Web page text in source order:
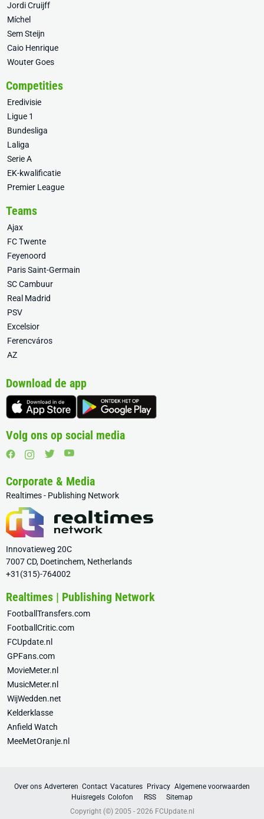
Jordi Cruijff
Míchel
Sem Steijn
Caio Henrique
Wouter Goes
Competities
Eredivisie
Ligue 1
Bundesliga
Laliga
Serie A
EK-kwalificatie
Premier League
Teams
Ajax
FC Twente
Feyenoord
Paris Saint-Germain
SC Cambuur
Real Madrid
PSV
Excelsior
Ferencváros
AZ
Download de app
Volg ons op social media
Corporate & Media
Realtimes - Publishing Network
Innovatieweg 20C
7007 CD, Doetinchem, Netherlands
+31(315)-764002
Realtimes | Publishing Network
FootballTransfers.com
FootballCritic.com
FCUpdate.nl
GPFans.com
MovieMeter.nl
MusicMeter.nl
WijWedden.net
Kelderklasse
Anfield Watch
MeeMetOranje.nl
Over ons Adverteren Contact Vacatures Privacy Algemene voorwaarden
Huisregels Colofon RSS
Sitemap
Copyright (©) 2005 - 2026 FCUpdate.nl